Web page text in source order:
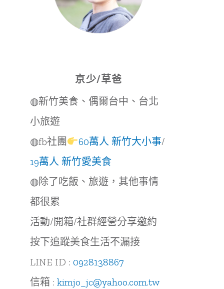
京少/草爸
◍新竹美食、偶爾台中、台北
小旅遊
◍fb社團
60萬人 新竹大小事/
19萬人 新竹愛美食
◍除了吃飯、旅遊，其他事情
都很累
活動/開箱/社群經營分享邀約
按下追蹤美食生活不漏接
LINE ID : 0928138867
信箱 : kimjo_jc@yahoo.com.tw